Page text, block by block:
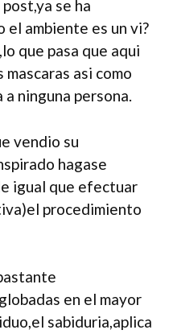
se ha
el ambiente es un vi?
que pasa que aqui
asi­ como
ninguna persona.
vendio su
hagase
igual que efectuar
procedimiento
en el mayor
sabiduria,aplica